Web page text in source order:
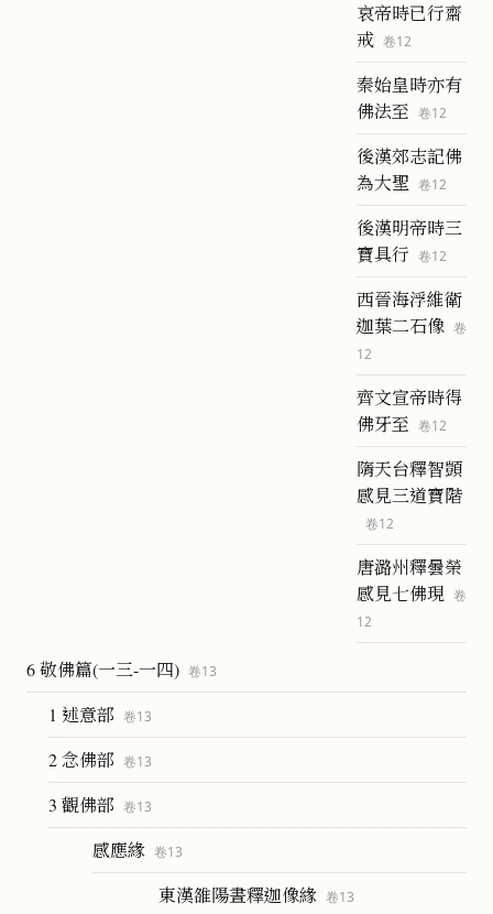
哀帝時已行齋
戒 卷12
秦始皇時亦有
佛法至 卷12
後漢郊志記佛
為大聖 卷12
後漢明帝時三
寶具行 卷12
西晉海浮維衛
迦葉二石像 卷
12
齊文宣帝時得
佛牙至 卷12
隋天台釋智顗
感見三道寶階
卷12
唐潞州釋曇榮
感見七佛現 卷
12
6 敬佛篇(一三-一四) 卷13
1 述意部 卷13
2 念佛部 卷13
3 觀佛部 卷13
感應緣 卷13
東漢雒陽晝釋迦像緣 卷13